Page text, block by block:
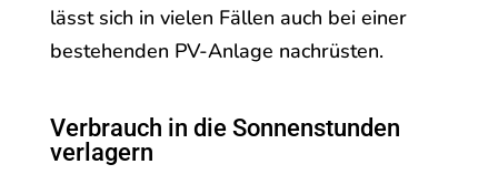
lässt sich in vielen Fällen auch bei einer
bestehenden PV-Anlage nachrüsten.
Verbrauch in die Sonnenstunden
verlagern